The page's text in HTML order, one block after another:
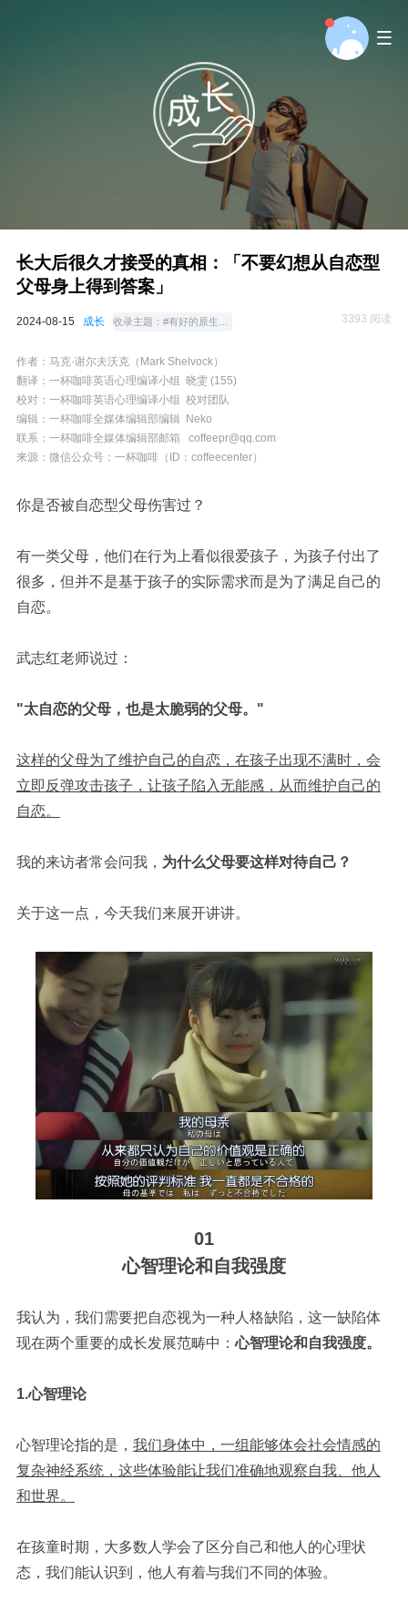
长大后很久才接受的真相：「不要幻想从自恋型
父母身上得到答案」
2024-08-15 成长 收录主题： #有好的原生家庭吗 3393 阅读
作者： 马克·谢尔夫沃克（ Mark Shelvock）
翻译： 一杯咖啡英语心理编译小组 晓雯 (155)
校对：一杯咖啡英语心理编译小组 校对团队
编辑： 一杯咖啡全媒体编辑部编辑 Neko
联系：一杯咖啡全媒体编辑部邮箱 coffeepr@qq.com
来源：微信公众号：一杯咖啡（ID：coffeecenter）
你是否被自恋型父母伤害过？
有一类父母，他们在行为上看似很爱孩子，为孩子付出了
很多，但并不是基于孩子的实际需求而是为了满足自己的
自恋。
武志红老师说过：
"太自恋的父母，也是太脆弱的父母。"
这样的父母为了维护自己的自恋，在孩子出现不满时，会
立即反弹攻击孩子，让孩子陷入无能感，从而维护自己的
自恋。
我的来访者常会问我， 为什么父母要这样对待自己？
关于这一点，今天我们来展开讲讲。
01
心智理论和自我强度
我认为，我们需要把自恋视为一种人格缺陷，这一缺陷体
现在两个重要的成长发展范畴中：心智理论和自我强度。
1.心智理论
心智理论指的是， 我们身体中，一组能够体会社会情感的
复杂神经系统，这些体验能让我们准确地观察自我、他人
和世界。
在孩童时期，大多数人学会了区分自己和他人的心理状
态，我们能认识到，他人有着与我们不同的体验。